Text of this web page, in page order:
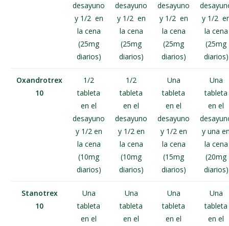
desayuno
y 1/2 en
la cena
(25mg
diarios)
desayuno
y 1/2 en
la cena
(25mg
diarios)
desayuno
y 1/2 en
la cena
(25mg
diarios)
y 1/2
la cena
(25mg
diarios)
Oxandrotrex
10
1/2
tableta
en el
desayuno
y 1/2 en
la cena
(10mg
diarios)
1/2
tableta
en el
desayuno
y 1/2 en
la cena
(10mg
diarios)
Una
tableta
en el
desayuno
y 1/2 en
la cena
(15mg
diarios)
Una
tableta
en el
y una
la cena
(20mg
diarios)
Stanotrex
10
Una
tableta
en el
Una
tableta
en el
Una
tableta
en el
Una
tableta
en el